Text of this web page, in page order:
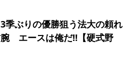
3季ぶりの優勝狙う法大の頼れ
エースは俺だ‼【硬式野